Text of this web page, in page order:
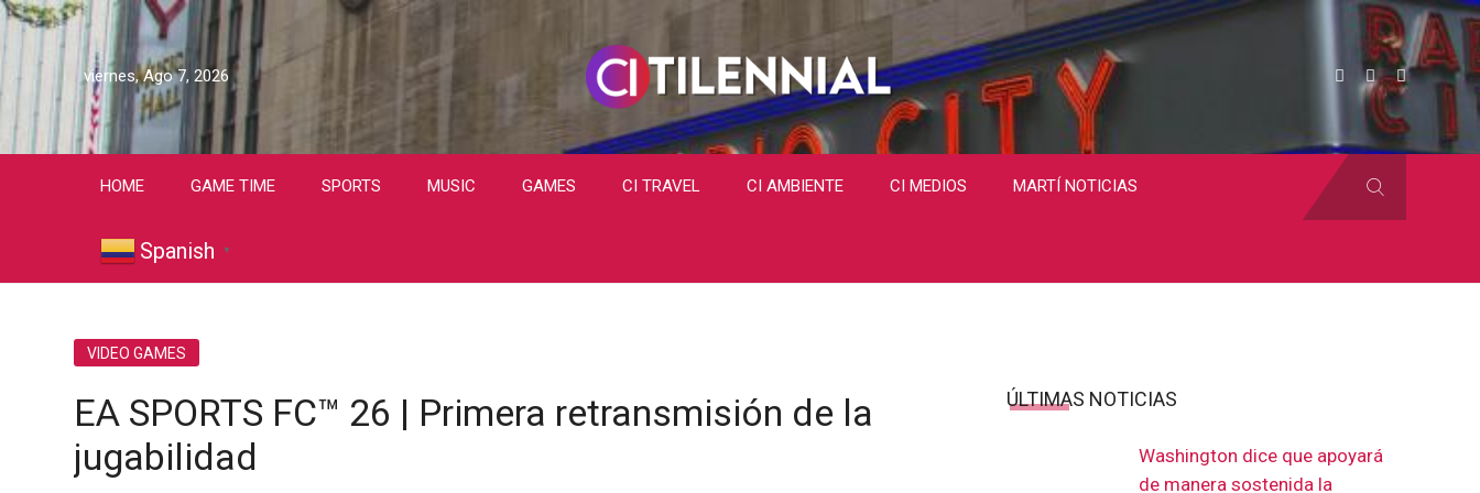
viernes, Ago 7, 2026
HOME GAME TIME SPORTS MUSIC GAMES CI TRAVEL CI AMBIENTE CI MEDIOS MARTÍ NOTICIAS
Spanish ▼
VIDEO GAMES
EA SPORTS FC™ 26 | Primera retransmisión de la
jugabilidad
ÚLTIMAS NOTICIAS
Washington dice que apoyará
de manera sostenida la